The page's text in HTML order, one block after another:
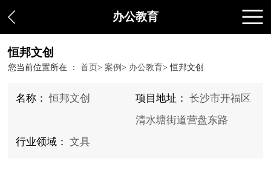
办公教育
恒邦文创
您当前位置所在 ：首页>案例> 办公教育>恒邦文创
名称： 恒邦文创 项目地址： 长沙市开福区
清水塘街道营盘东路
行业领域： 文具